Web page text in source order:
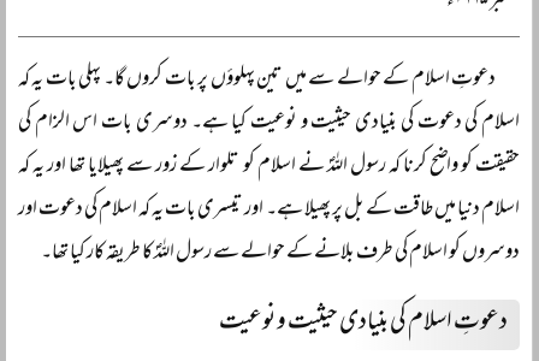
دعوتِ اسلام کے حوالے سے میں تین پہلوؤں پر بات کروں گا۔ پہلی بات یہ کہ
اسلام کی دعوت کی بنیادی حیثیت و نوعیت کیا ہے۔ دوسری بات اس الزام کی
حقیقت کو واضح کرنا کہ رسول اللہؐ نے اسلام کو تلوار کے زور سے پھیلایا تھا اور یہ کہ
اسلام دنیا میں طاقت کے بل پر پھیلا ہے۔ اور تیسری بات یہ کہ اسلام کی دعوت اور
دوسروں کو اسلام کی طرف بلانے کے حوالے سے رسول اللہؐ کا طریقہ کار کیا تھا۔
دعوتِ اسلام کی بنیادی حیثیت و نوعیت